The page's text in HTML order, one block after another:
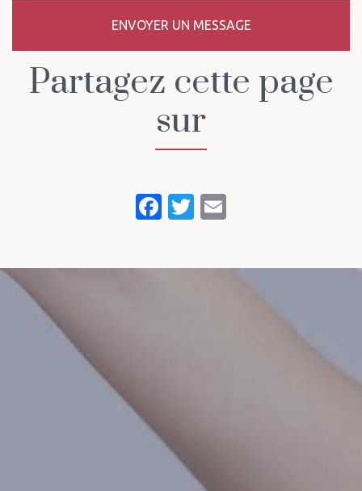
ENVOYER UN MESSAGE
Partagez cette page
sur
Facebook
Twitter